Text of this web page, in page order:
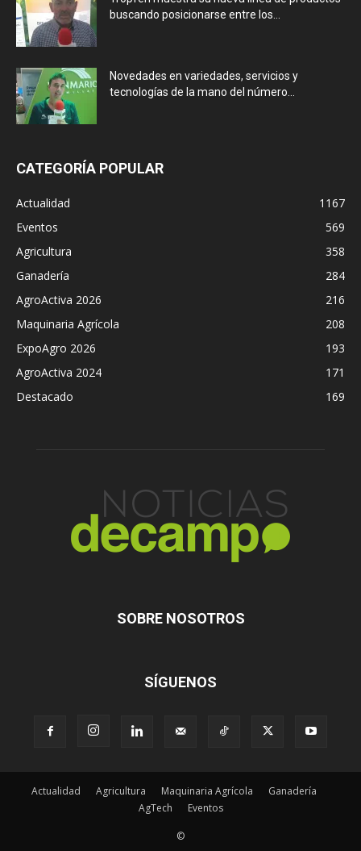
buscando posicionarse entre los...
Novedades en variedades, servicios y
tecnologías de la mano del número...
CATEGORÍA POPULAR
Actualidad
1167
Eventos
569
Agricultura
358
Ganadería
284
AgroActiva 2026
216
Maquinaria Agrícola
208
ExpoAgro 2026
193
AgroActiva 2024
171
Destacado
169
SOBRE NOSOTROS
SÍGUENOS
Actualidad Agricultura Maquinaria Agrícola
Ganadería
AgTech
Eventos
©